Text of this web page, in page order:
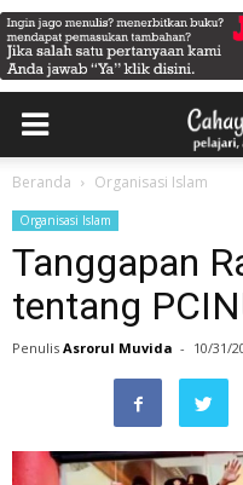
Beranda Organisasi Islam
Organisasi Islam
Tanggapan
tentang
Penulis Asrorul Muvida - 10/31/